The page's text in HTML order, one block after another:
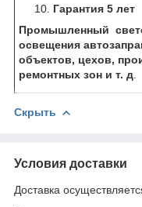
Гарантия 5 лет
Промышленный
освещения
объектов, цехов,
ремонтных зон и т. д
Скрыть
Условия доставки
Доставка